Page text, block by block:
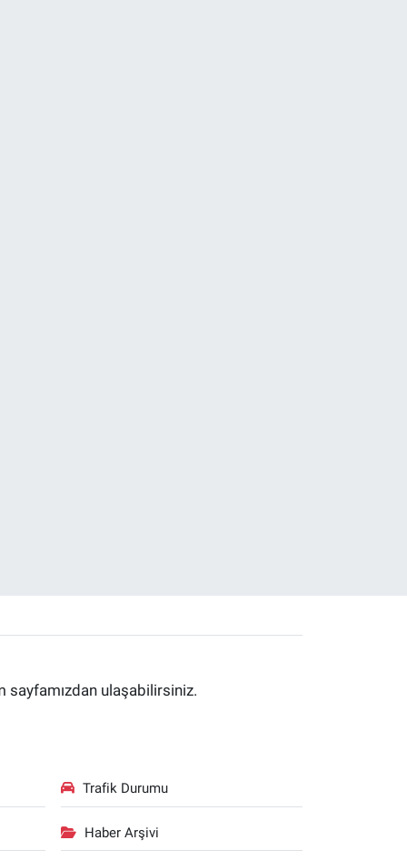
sayfamızdan ulaşabilirsiniz.
Trafik Durumu
Haber Arşivi